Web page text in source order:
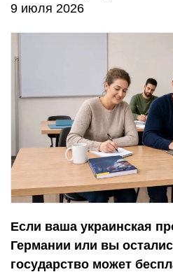
9 июля 2026
Если ваша украинская
Германии или вы
государство может